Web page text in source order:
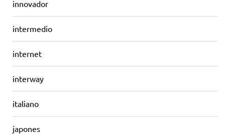
innovador
intermedio
internet
interway
italiano
japones